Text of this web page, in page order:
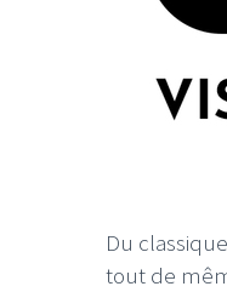
Du
tout de